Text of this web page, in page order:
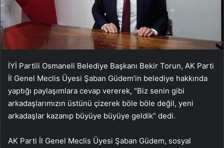
İYİ Partili Osmaneli Belediye Başkanı Bekir Torun, AK Parti
İl Genel Meclis Üyesi Şaban Güdem’in belediye hakkında
yaptığı paylaşımlara cevap vererek, “Biz senin gibi
arkadaşlarımızın üstünü çizerek böle böle değil, yeni
arkadaşlar kazanıp büyüye büyüye geldik” dedi.
AK Parti İl Genel Meclis Üyesi Şaban Güdem, sosyal